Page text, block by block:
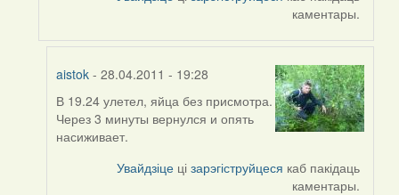
каментары.
aistok - 28.04.2011 - 19:28
In
reply
to
В 19.24 улетел, яйца без присмотра.
Через 3 минуты вернулся и опять
насиживает.
Увайдзіце цізарэгіструйцеся каб пакідаць
каментары.